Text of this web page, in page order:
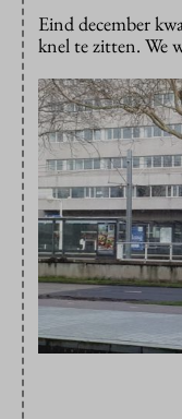
Eind december
knel te zitten. We